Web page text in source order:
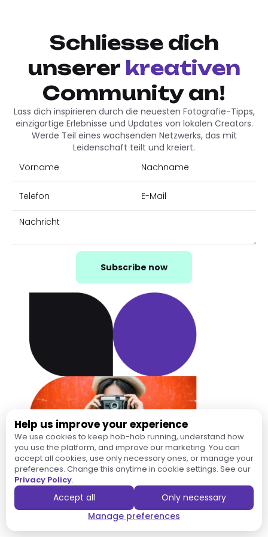
Schliesse dich
unserer kreativen
Community an!
Lass dich inspirieren durch die neuesten Fotografie-Tipps,
einzigartige Erlebnisse und Updates von lokalen Creators.
Werde Teil eines wachsenden Netzwerks, das mit
Leidenschaft teilt und kreiert.
Help us improve your experience
We use cookies to keep hob-hob running, understand how
you use the platform, and improve our marketing. You can
accept all cookies, use only necessary ones, or manage your
preferences. Change this anytime in cookie settings. See our
Privacy Policy.
Accept all
Only necessary
Manage preferences